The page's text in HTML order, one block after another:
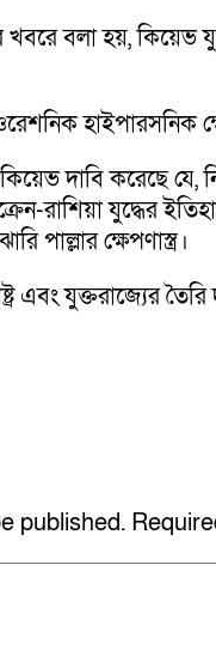
বলা হয়, কিয়েভ
হাইপারসনিক
দাবি করেছে যে,
রাশিয়া যুদ্ধের
পাল্লার ক্ষেপণাস্ত্র।
যুক্তরাজ্যের তৈরি
published.